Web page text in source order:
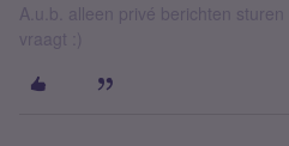
A.u.b. alleen privé berichten
vraagt :)